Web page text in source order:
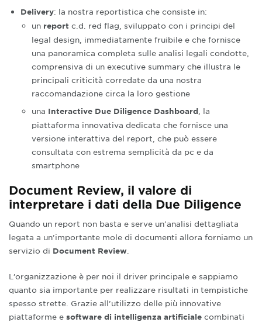
Delivery: la nostra reportistica che consiste in:
un report c.d. red flag, sviluppato con i principi del
legal design, immediatamente fruibile e che fornisce
una panoramica completa sulle analisi legali condotte,
comprensiva di un executive summary che illustra le
principali criticità corredate da una nostra
raccomandazione circa la loro gestione
una Interactive Due Diligence Dashboard , la
piattaforma innovativa dedicata che fornisce una
versione interattiva del report che può essere
consultata con estrema semplicità da pc e da
smartphone
Document Review, il valore di
interpretare i dati della Due Diligence
Quando un report non basta e serve un’analisi dettagliata
legata a un’importante mole di documenti allora forniamo un
servizio di Document Review
L’organizzazione è per noi il driver principale e sappiamo
quanto sia importante per realizzare risultati in tempistiche
spesso strette. Grazie all’utilizzo delle più innovative
piattaforme e software di intelligenza artificiale combinati